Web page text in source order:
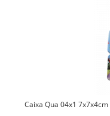
Caixa Qua 04x1